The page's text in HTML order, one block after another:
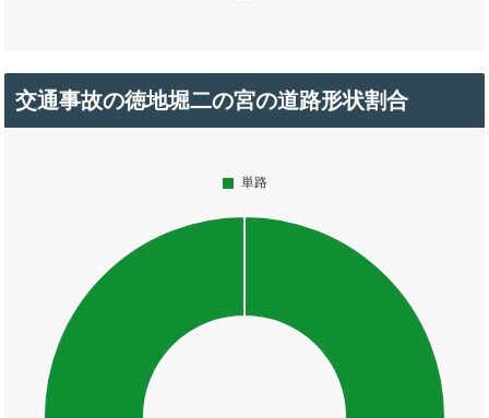
交通事故の徳地堀二の宮の道路形状割合